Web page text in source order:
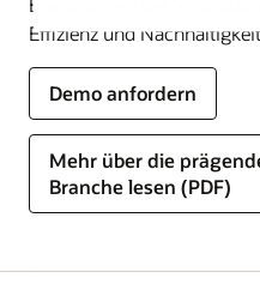
Effizienz und
Demo anfordern
Mehr über die
Branche lesen (PDF)